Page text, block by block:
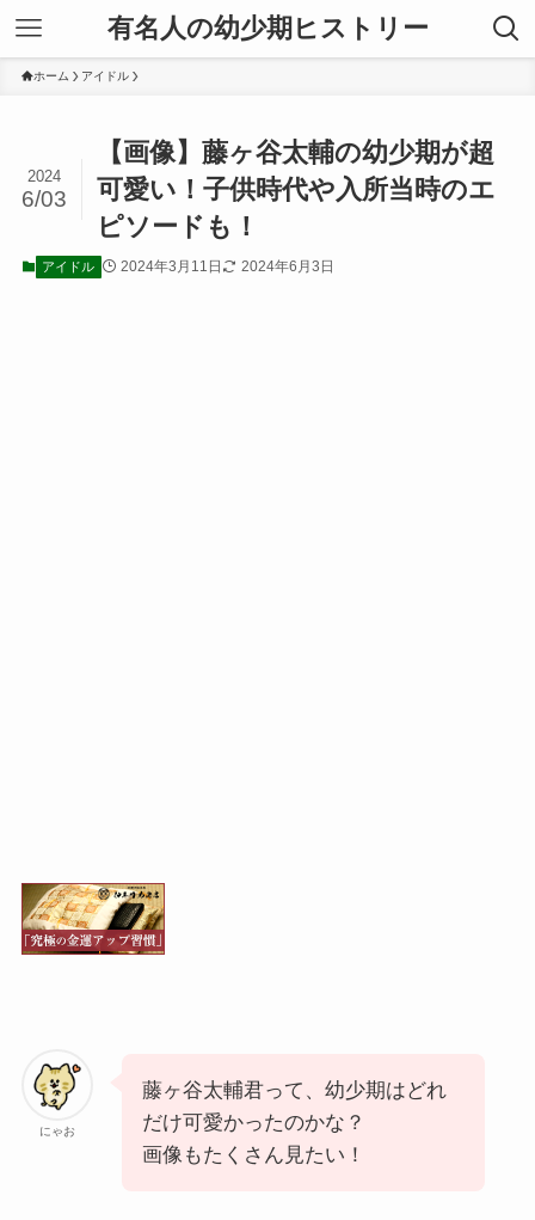
有名人の幼少期ヒストリー
ホーム アイドル
【画像】藤ヶ谷太輔の幼少期が超
可愛い！子供時代や入所当時のエ
ピソードも！
2024
6/03
アイドル 2024年3月11日 2024年6月3日
にゃお
藤ヶ谷太輔君って、幼少期はどれ
だけ可愛かったのかな？
画像もたくさん見たい！